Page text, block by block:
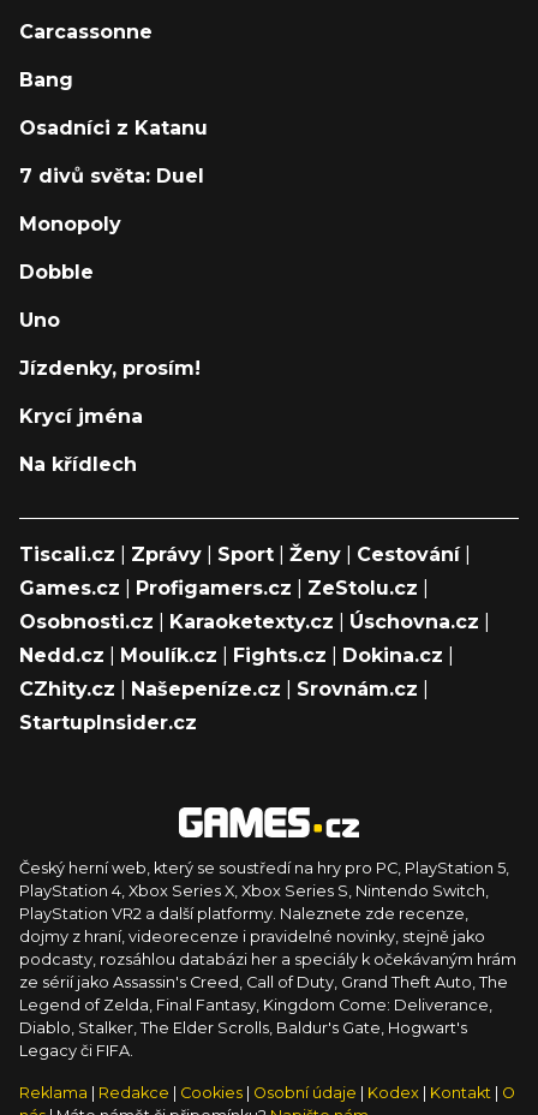
Carcassonne
Bang
Osadníci z Katanu
7 divů světa: Duel
Monopoly
Dobble
Uno
Jízdenky, prosím!
Krycí jména
Na křídlech
Tiscali.cz Zprávy Sport Ženy Cestování|
Games.cz
Profigamers.cz ZeStolu.cz
Osobnosti.cz
Karaoketexty.cz Úschovna.cz
Nedd.cz
Moulík.cz Fights.cz Dokina.cz
CZhity.cz
Našepeníze.cz Srovnám.cz
StartupInsider.cz
Český herní web, který se soustředí na hry pro PC, PlayStation 5,
PlayStation 4, Xbox Series X, Xbox Series S, Nintendo Switch,
PlayStation VR2 a další platformy. Naleznete zde recenze,
dojmy z hraní, videorecenze i pravidelné novinky, stejně jako
podcasty, rozsáhlou databázi her a speciály k očekávaným hrám
ze sérií jako Assassin's Creed, Call of Duty, Grand Theft Auto, The
Legend of Zelda, Final Fantasy, Kingdom Come: Deliverance,
Diablo, Stalker, The Elder Scrolls, Baldur's Gate, Hogwart's
Legacy či FIFA.
Reklama Redakce Cookies Osobní údaje Kodex Kontakt
O